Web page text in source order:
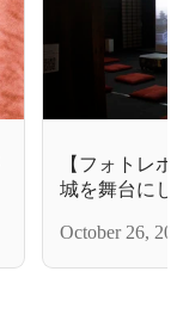
【フォトレ
城を舞台に
（日）in 京
October 26,